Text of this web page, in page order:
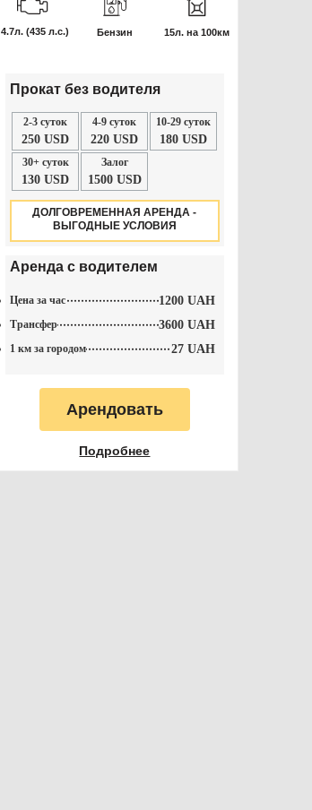
4.7л. (435 л.с.) Бензин 15л. на 100км
Прокат без водителя
2-3 суток
250 USD
4-9 суток
220 USD
10-29 суток
180 USD
30+ суток
130 USD
Залог
1500 USD
ДОЛГОВРЕМЕННАЯ АРЕНДА -
ВЫГОДНЫЕ УСЛОВИЯ
Аренда с водителем
Цена за час 1200 UAH
Трансфер 3600 UAH
1 км за городом 27 UAH
Арендовать
Подробнее